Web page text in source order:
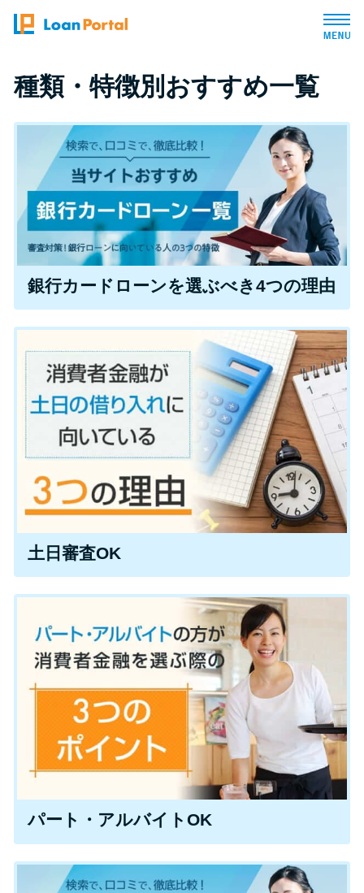
トップページ
おすすめコンテンツ
総合人気ランキング
とにかくすぐ借りたい方向け
バレずに借りたい方向け
審査が不安な方向け
便利なコンテンツ
カードローン診断
カードローンQ&A
特集ページ
リボ払いをそのまま払いきると
損！
カードローンの見直しで40万円
得した話
最速！最短40分で借りられるカ
ードローン
特集ページ一覧
種類や特徴で探す
銀行カードローンを選ぶべき4つ
の理由
種類・特徴別おすすめ一覧
銀行カードローンを選ぶべき4つの理由
土日審査OK
パート・アルバイトOK